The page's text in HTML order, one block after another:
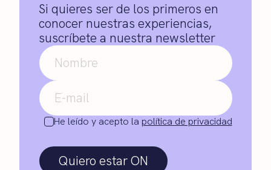
Si quieres ser de los primeros en
conocer nuestras experiencias,
suscríbete a nuestra newsletter
He leído y acepto la política de privacidad
Quiero estar ON